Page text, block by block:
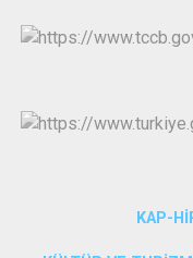
KAP-